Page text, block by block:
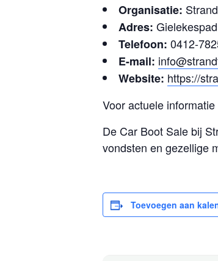
Organisatie:
Adres:
Telefoon: 0412-
E-mail:
Website: https://
Voor actuele
De Car Boot Sale bij
vondsten en gezellige
Toevoegen aan